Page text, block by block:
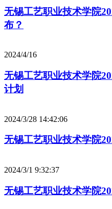
无锡工艺职业技术学院
布？
2024/4/16
无锡工艺职业技术学院
计划
2024/3/28 14:42:06
无锡工艺职业技术学院
2024/3/1 9:32:37
无锡工艺职业技术学院